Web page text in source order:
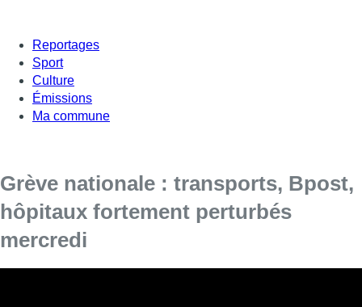
Reportages
Sport
Culture
Émissions
Ma commune
Grève nationale : transports, Bpost,
hôpitaux fortement perturbés
mercredi